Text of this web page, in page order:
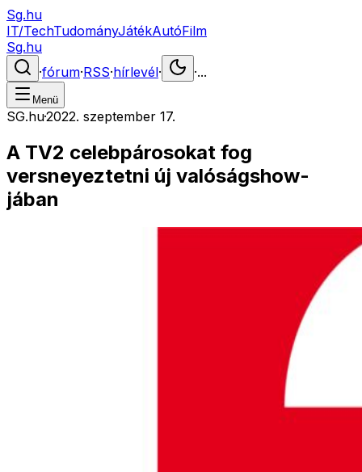
Sg.hu
IT/TechTudományJátékAutóFilm
Sg.hu
·fórum·RSS·hírlevél· ·...
Menü
SG.hu·2022. szeptember 17.
A TV2 celebpárosokat fog
versneyeztetni új valóságshow-
jában